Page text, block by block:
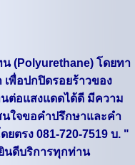
น (Polyurethane) โดยทา
พื่อปกปิดรอยร้าวของ
ต่อแสงแดดได้ดี มีความ
นใจขอคำปรึกษาและคำ
ตรง 081-720-7519 บ. "
นดีบริการทุกท่าน